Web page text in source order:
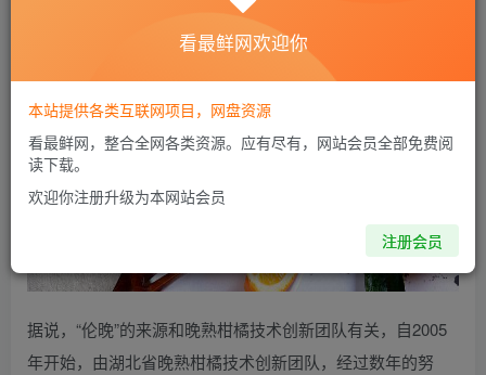
据说，“伦晚”的来源和晚熟柑橘技术创新团队有关，自2005
年开始，由湖北省晚熟柑橘技术创新团队，经过数年的努
看最鲜网欢迎你
本站提供各类互联网项目，网盘资源
看最鲜网，整合全网各类资源。应有尽有，网站会员全部免费阅
读下载。
欢迎你注册升级为本网站会员
注册会员